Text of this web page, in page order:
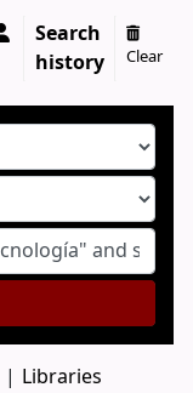
Search
history
Clear
Libraries